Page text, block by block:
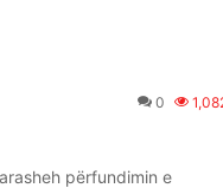
0
përfundimin e